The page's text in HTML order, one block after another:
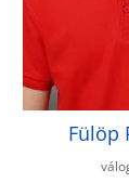
Fülöp